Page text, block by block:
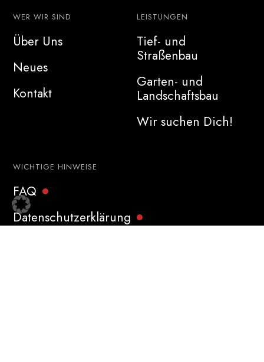
WER WIR SIND
Über Uns
Neues
Kontakt
LEISTUNGEN
Tief- und
Straßenbau
Garten- und
Landschaftsbau
Wir suchen Dich!
WICHTIGE HINWEISE
FAQ
Datenschutzerklärung